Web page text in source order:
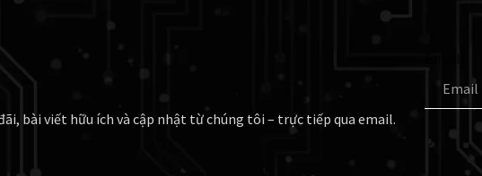
bài viết hữu ích và cập nhật từ chúng tôi – trực tiếp qua email.